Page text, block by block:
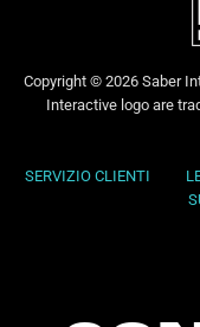
Copyright © 2026 Saber
Interactive logo are
SERVIZIO CLIENTI